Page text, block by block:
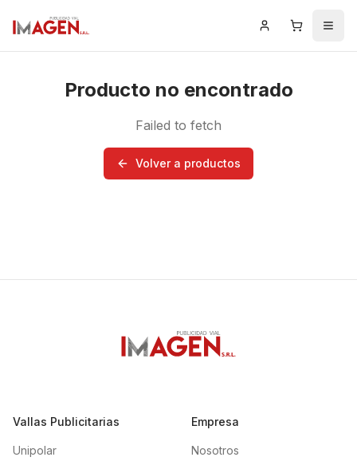
Iniciar Sesión
Carrito
Producto no encontrado
Failed to fetch
Volver a productos
Vallas Publicitarias
Unipolar
Empresa
Nosotros